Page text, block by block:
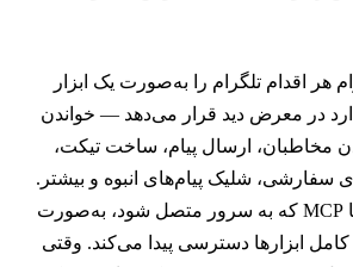
اقدام تلگرام را به‌صورت یک ابزار
معرض دید قرار می‌دهد — خواندن
ارسال پیام، ساخت تیکت،
شلیک پیام‌های انبوه و بیشتر.
هر کلاینت سازگار با MCP که به سرور متصل شود، به‌صورت
دسترسی پیدا می‌کند. وقتی